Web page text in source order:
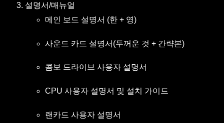
설명서/매뉴얼
메인 보드 설명서 (한 + 영)
사운드 카드 설명서(두꺼운 것 + 간략본)
콤보 드라이브 사용자 설명서
CPU 사용자 설명서 및 설치 가이드
랜카드 사용자 설명서